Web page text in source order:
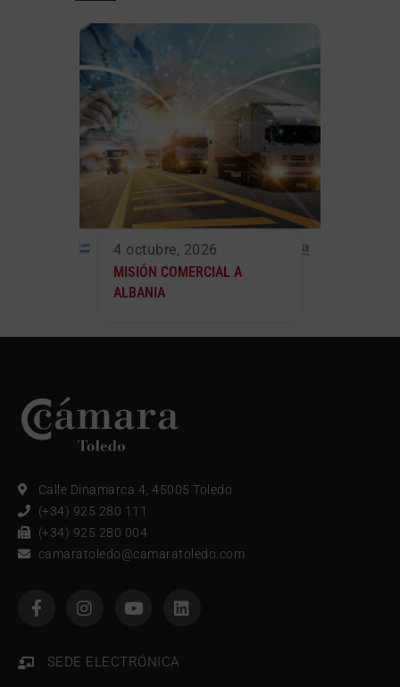
4 octubre, 2026
MISIÓN COMERCIAL A
ALBANIA
Calle Dinamarca 4, 45005 Toledo
(+34) 925 280 111
(+34) 925 280 004
camaratoledo@camaratoledo.com
SEDE ELECTRÓNICA